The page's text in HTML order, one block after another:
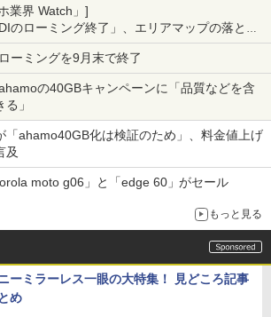
業界 Watch」]
のローミング終了」、エリアマップの落とし
の課題
ーミングを9月末で終了
の40GBキャンペーンに「品質などを含
」
「ahamo40GB化は検証のため」、料金値上げ
及
moto g06」と「edge 60」がセール
もっと見る
ーミラーレス一眼の大特集！ 見どころ記事
め